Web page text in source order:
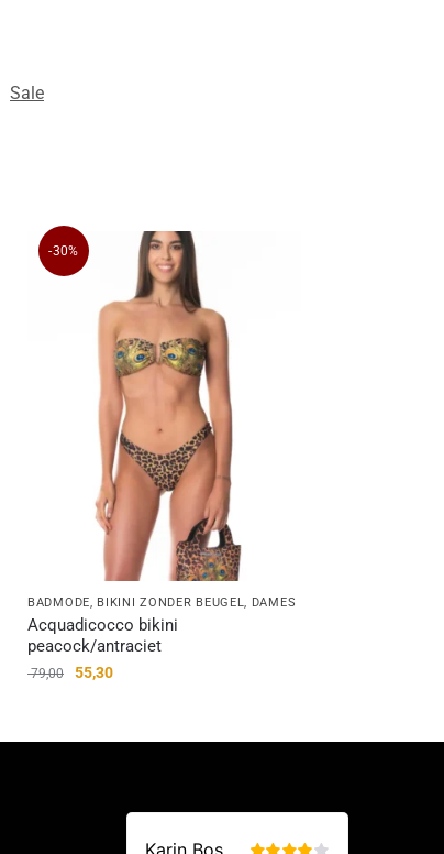
Sale
-30%
BADMODE, BIKINI ZONDER BEUGEL, DAMES
Acquadicocco bikini
peacock/antraciet
79,00 55,30